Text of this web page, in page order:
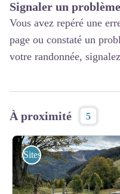
Signaler un
Vous avez repéré une
page ou constaté un
votre randonnée,
À proximité 5
Sites Naturels